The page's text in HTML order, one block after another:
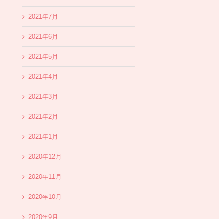
2021年7月
2021年6月
2021年5月
2021年4月
2021年3月
2021年2月
2021年1月
2020年12月
2020年11月
2020年10月
2020年9月